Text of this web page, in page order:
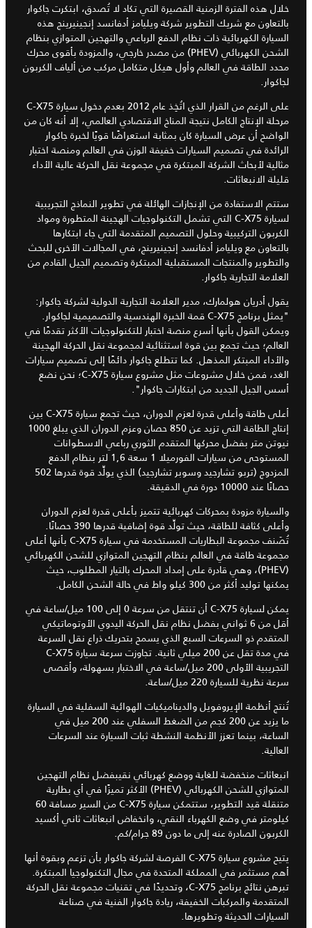
خلال هذه الفترة الزمنية القصيرة التي تكاد لا تُصدق، ابتكرت جاكوار
بالتعاون مع شريك التطوير شركة ويليامز أدفانسد إنجينيرينج هذه
السيارة الكهربائية ذات نظام الدفع الرباعي والتهجين المتوازي بنظام
الشحن الكهربائي (PHEV) من مصدر خارجي، والمزودة بأقوى محرك
محدد الطاقة في العالم وأول هيكل متكامل مركب من ألياف الكربون
لجاكوار.
على الرغم من القرار الذي اتُخِذ عام 2012 بعدم دخول سيارة C-X75
مرحلة الإنتاج الكامل نتيجة المناخ الاقتصادي العالمي، إلا أنه كان من
الواضح أن عرض السيارة كان بمثابة استعراضًا قويًا لخبرة جاكوار
الرائدة في تصميم السيارات خفيفة الوزن في العالم ومنصة اختبار
مثالية لأبحاث الشركة المبتكرة في مجموعة نقل الحركة عالية الأداء
قليلة الانبعاثات.
ستتم الاستفادة من الإنجازات الهائلة في تطوير النماذج التجريبية
لسيارة C-X75 التي تشمل التكنولوجيات الهجينة المتطورة ومواد
الكربون التركيبية وحلول التصميم المتقدمة التي جاء ابتكارها
بالتعاون مع ويليامز أدفانسد إنجينيرينج، في المجالات الأخرى للبحث
والتطوير والمنتجات المستقبلية المبتكرة وتصميم الجيل القادم من
العلامة التجارية جاكوار.
يقول أدريان هولمارك، مدير العلامة التجارية الدولية لشركة جاكوار:
"يمثل برنامج C-X75 قمة الخبرة الهندسية والتصميمية لجاكوار.
ويمكن القول بأنها أسرع منصة اختبار للتكنولوجيات الأكثر تقدمًا في
العالم؛ حيث تجمع بين قوة استثنائية لمجموعة نقل الحركة الهجينة
والأداء المبتكر المذهل. كما تتطلع جاكوار دائمًا إلى تصميم سيارات
الغد، فمن خلال مشروعات مثل مشروع سيارة C-X75؛ نحن نضع
أسس الجيل الجديد من ابتكارات جاكوار".
أعلى طاقة وأعلى قدرة لعزم الدوران، حيث تجمع سيارة C-X75 بين
إنتاج الطاقة التي تزيد عن 850 حصان وعزم الدوران الذي يبلغ 1000
نيوتن متر بفضل محركها المتقدم الثوري رباعي الاسطوانات
المستوحى من سيارات الفورميلا 1 سعة 1,6 لتر بنظام الدفع
المزدوج (تربو تشارجيد وسوبر تشارجيد) الذي يولِّد قوة قدرها 502
حصانًا عند 10000 دورة في الدقيقة.
والسيارة مزودة بمحركات كهربائية تتميز بأعلى قدرة لعزم الدوران
وأعلى كثافة للطاقة، حيث تولِّد قوة إضافية قدرها 390 حصانًا.
تُصَنف مجموعة البطاريات المستخدمة في سيارة C-X75 بأنها أعلى
مجموعة طاقة في العالم بنظام التهجين المتوازي للشحن الكهربائي
(PHEV)، وهي قادرة على إمداد المحرك بالتيار المطلوب، حيث
يمكنها توليد أكثر من 300 كيلو واط في حالة الشحن الكامل.
يمكن لسيارة C-X75 أن تنتقل من سرعة 0 إلى 100 ميل/ساعة في
أقل من 6 ثواني بفضل نظام نقل الحركة اليدوي الأوتوماتيكي
المتقدم ذو السرعات السبع الذي يسمح بتحريك ذراع نقل السرعة
في مدة تقل عن 200 ميلي ثانية. تجاوزت سرعة سيارة C-X75
التجريبية الأولى 200 ميل/ساعة في الاختبار بسهولة، وأقصى
سرعة نظرية للسيارة 220 ميل/ساعة.
تُنتج أنظمة الإيروفويل والديناميكيات الهوائية السفلية في السيارة
ما يزيد عن 200 كجم من الضغط السفلي عند 200 ميل في
الساعة، بينما تعزز الأنظمة النشطة ثبات السيارة عند السرعات
العالية.
انبعاثات منخفضة للغاية ووضع كهربائي نقيبفضل نظام التهجين
المتوازي للشحن الكهربائي (PHEV) الأكثر تميزًا في أي بطارية
متنقلة قيد التطوير، ستتمكن سيارة C-X75 من السير مسافة 60
كيلومتر في وضع الكهرباء النقي، وانخفاض انبعاثات ثاني أكسيد
الكربون الصادرة عنه إلى ما دون 89 جرام/كم.
يتيح مشروع سيارة C-X75 الفرصة لشركة جاكوار بأن تزعم وبقوة أنها
أهم مستثمر في المملكة المتحدة في مجال التكنولوجيا المبتكرة.
تبرهن نتائج برنامج C-X75، وتحديدًا في تقنيات مجموعة نقل الحركة
المتقدمة والمركبات الخفيفة، ريادة جاكوار الفنية في صناعة
السيارات الحديثة وتطويرها.